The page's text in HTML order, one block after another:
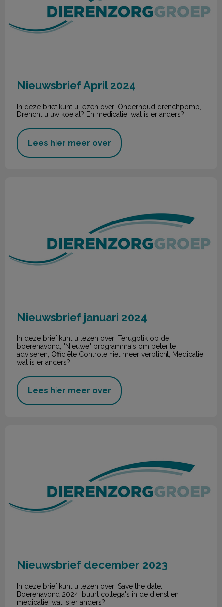
Nieuwsbrief April 2024
In deze brief kunt u lezen over: Onderhoud drenchpomp,
Drencht u uw koe al? En medicatie, wat is er anders?
Lees hier meer over
Nieuwsbrief januari 2024
In deze brief kunt u lezen over: Terugblik op de
boerenavond, "Nieuwe" programma's om beter te
adviseren, Officiële Controle niet meer verplicht, Medicatie,
wat is er anders?
Lees hier meer over
Nieuwsbrief december 2023
In deze brief kunt u lezen over: Save the date:
Boerenavond 2024, buurt collega's in de dienst en
medicatie, wat is er anders?